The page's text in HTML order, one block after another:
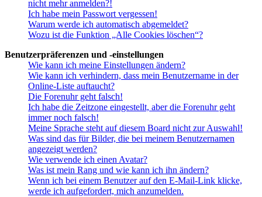
nicht mehr anmelden?!
Ich habe mein Passwort vergessen!
Warum werde ich automatisch abgemeldet?
Wozu ist die Funktion „Alle Cookies löschen“?
Benutzerpräferenzen und -einstellungen
Wie kann ich meine Einstellungen ändern?
Wie kann ich verhindern, dass mein Benutzername in der
Online-Liste auftaucht?
Die Forenuhr geht falsch!
Ich habe die Zeitzone eingestellt, aber die Forenuhr geht
immer noch falsch!
Meine Sprache steht auf diesem Board nicht zur Auswahl!
Was sind das für Bilder, die bei meinem Benutzernamen
angezeigt werden?
Wie verwende ich einen Avatar?
Was ist mein Rang und wie kann ich ihn ändern?
Wenn ich bei einem Benutzer auf den E-Mail-Link klicke,
werde ich aufgefordert, mich anzumelden.